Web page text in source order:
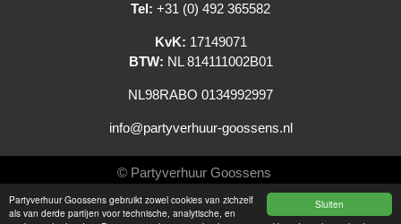
Sluiten
Partyverhuur Goossens gebruikt zowel cookies van zichzelf
als van derde partijen voor technische, analytische, en
Tel: +31 (0) 492 365582
KvK: 17149071
BTW: NL 814111002B01
NL98RABO 0134992997
info@partyverhuur-goossens.nl
© Partyverhuur Goossens
Algemene voorwaarden